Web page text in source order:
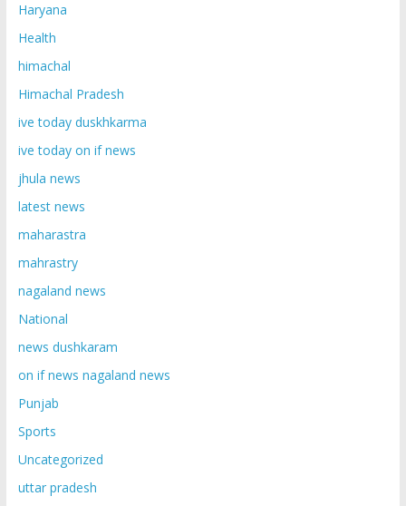
Haryana
Health
himachal
Himachal Pradesh
ive today duskhkarma
ive today on if news
jhula news
latest news
maharastra
mahrastry
nagaland news
National
news dushkaram
on if news nagaland news
Punjab
Sports
Uncategorized
uttar pradesh